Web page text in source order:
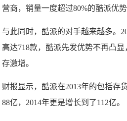
营商，销量一度超过80%的酷派优势
与此同时，酷派的对手越来越多。
高达718款，酷派先发优势不再凸
存激增。
财报显示，酷派在2013年的包括存
88亿，2014年更是增长到了112亿。